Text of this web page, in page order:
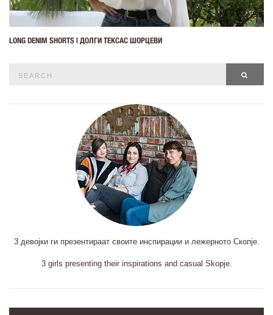
LONG DENIM SHORTS | ДОЛГИ ТЕКСАС ШОРЦЕВИ
3 девојки ги презентираат своите инспирации и лежерното Скопје.
3 girls presenting their inspirations and casual Skopje.